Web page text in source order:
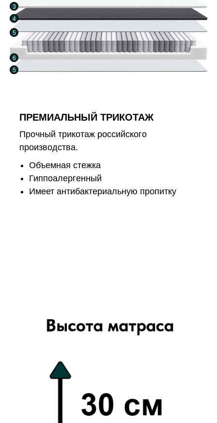
3
4
5
6
5
ПРЕМИАЛЬНЫЙ ТРИКОТАЖ
Прочный трикотаж российского
производства.
Объемная стежка
Гиппоалергенный
Имеет антибактериальную пропитку